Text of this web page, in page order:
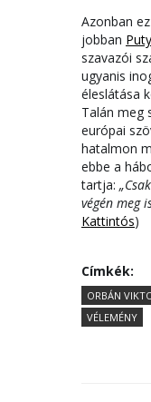
Azonban
jobban
szavazói
ugyanis
éleslátása
Talán meg
európai
hatalmon
ebbe a
tartja:
végén meg
Kattintós)
Címkék:
ORBÁN
VÉLEMÉNY